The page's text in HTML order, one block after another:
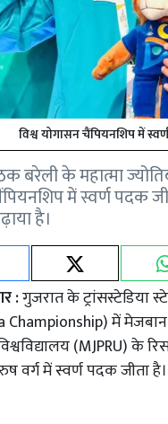
विश्व योगासन चैंपियनशिप में
बरेली के महात्मा
में स्वर्ण पदक
है।
:गुजरात के ट्रांसस्टेडिया
Championship) में मेजबान
(MJPRU) के
वर्ग में स्वर्ण पदक जीता